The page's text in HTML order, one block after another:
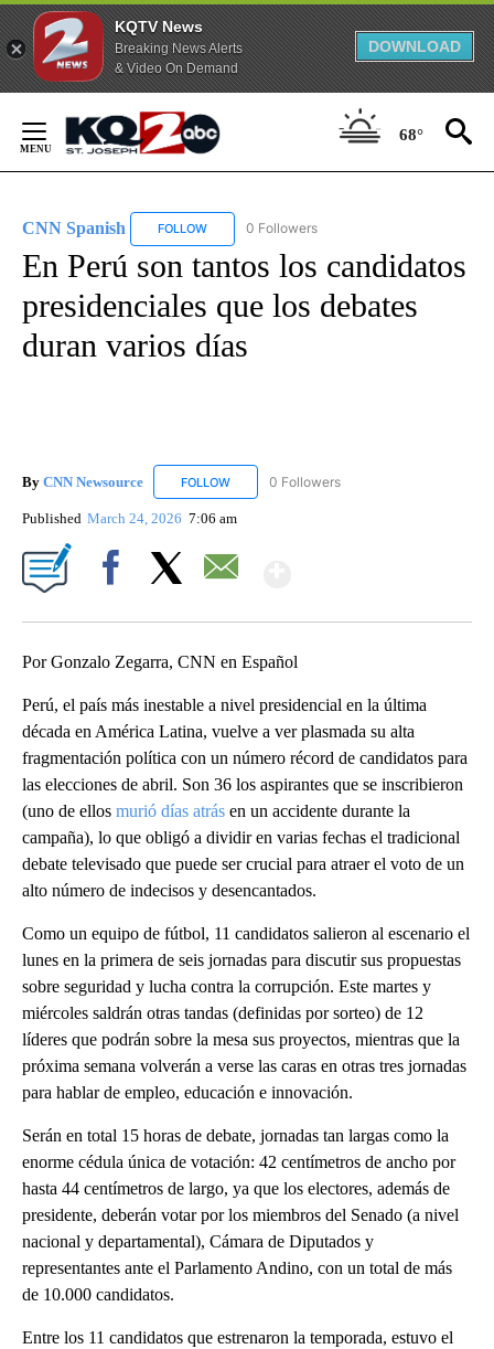
KQTV News
Breaking News Alerts
& Video On Demand
DOWNLOAD
Content
68°
CNN Spanish FOLLOW FOLLOW "CNN SPANISH" TO RECEIVE
0 Followers
En Perú son tantos los candidatos
presidenciales que los debates
duran varios días
By CNN Newsource FOLLOW FOLLOW "CNN NEWSOURCE" TO RECEIVE
0 Followers
Published March 24, 2026 7:06 am
Por Gonzalo Zegarra, CNN en Español
Perú, el país más inestable a nivel presidencial en la última
década en América Latina, vuelve a ver plasmada su alta
fragmentación política con un número récord de candidatos para
las elecciones de abril. Son 36 los aspirantes que se inscribieron
(uno de ellos murió días atrás en un accidente durante la
campaña), lo que obligó a dividir en varias fechas el tradicional
debate televisado que puede ser crucial para atraer el voto de un
alto número de indecisos y desencantados.
Como un equipo de fútbol, 11 candidatos salieron al escenario el
lunes en la primera de seis jornadas para discutir sus propuestas
sobre seguridad y lucha contra la corrupción. Este martes y
miércoles saldrán otras tandas (definidas por sorteo) de 12
líderes que podrán sobre la mesa sus proyectos, mientras que la
próxima semana volverán a verse las caras en otras tres jornadas
para hablar de empleo, educación e innovación.
Serán en total 15 horas de debate, jornadas tan largas como la
enorme cédula única de votación: 42 centímetros de ancho por
hasta 44 centímetros de largo, ya que los electores, además de
presidente, deberán votar por los miembros del Senado (a nivel
nacional y departamental), Cámara de Diputados y
representantes ante el Parlamento Andino, con un total de más
de 10.000 candidatos.
Entre los 11 candidatos que estrenaron la temporada, estuvo el